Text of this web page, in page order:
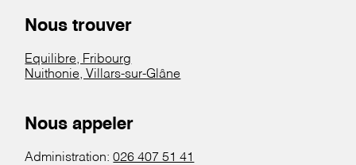
Nous trouver
Equilibre, Fribourg
Nuithonie, Villars-sur-Glâne
Nous appeler
Administration:026 407 51 41